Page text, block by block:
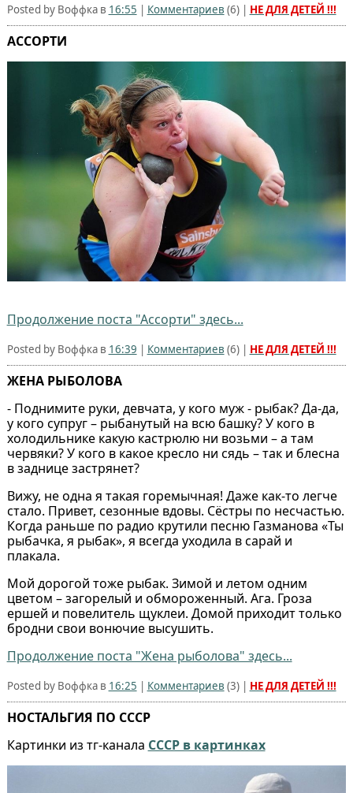
Posted by Воффка в 16:55 | Комментариев (6) | НЕ ДЛЯ ДЕТЕЙ !!!
АССОРТИ
Продолжение поста "Ассорти" здесь...
Posted by Воффка в 16:39 | Комментариев (6) | НЕ ДЛЯ ДЕТЕЙ !!!
ЖЕНА РЫБОЛОВА
- Поднимите руки, девчата, у кого муж - рыбак? Да-да,
у кого супруг – рыбанутый на всю башку? У кого в
холодильнике какую кастрюлю ни возьми – а там
червяки? У кого в какое кресло ни сядь – так и блесна
в заднице застрянет?
Вижу, не одна я такая горемычная! Даже как-то легче
стало. Привет, сезонные вдовы. Сёстры по несчастью.
Когда раньше по радио крутили песню Газманова «Ты
рыбачка, я рыбак», я всегда уходила в сарай и
плакала.
Мой дорогой тоже рыбак. Зимой и летом одним
цветом – загорелый и обмороженный. Ага. Гроза
ершей и повелитель щуклеи. Домой приходит только
бродни свои вонючие высушить.
Продолжение поста "Жена рыболова" здесь...
Posted by Воффка в 16:25 | Комментариев (3) | НЕ ДЛЯ ДЕТЕЙ !!!
НОСТАЛЬГИЯ ПО СССР
Картинки из тг-канала СССР в картинках